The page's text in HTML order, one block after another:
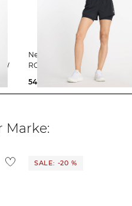
W
New Balance | Damen Laufshorts
RC 2-IN-1
54,99 €
70,00 €
Marke:
SALE: -20 %